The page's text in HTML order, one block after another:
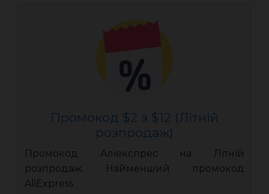
Промокод $2 з $12 (Літній
розпродаж)
Промокод Аліекспрес на Літній
розпродаж. Найменший промокод
AliExpress